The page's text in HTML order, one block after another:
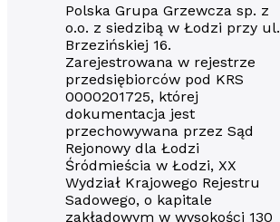
Polska Grupa Grzewcza sp. z
o.o. z siedzibą w Łodzi przy ul.
Brzezińskiej 16.
Zarejestrowana w rejestrze
przedsiębiorców pod KRS
0000201725, której
dokumentacja jest
przechowywana przez Sąd
Rejonowy dla Łodzi
Śródmieścia w Łodzi, XX
Wydział Krajowego Rejestru
Sadowego, o kapitale
zakładowym w wysokości 130